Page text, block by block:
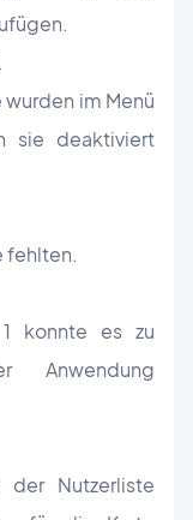
im Menü
sie deaktiviert
fehlten.
konnte es zu
Anwendung
der Nutzerliste